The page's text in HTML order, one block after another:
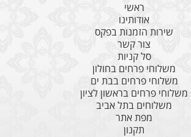
ראשי
אודותינו
שירות הזמנות בפקס
צור קשר
סל קניות
משלוחי פרחים בחולון
משלוחי פרחים בבת ים
משלוחי פרחים בראשון לציון
משלוחים בתל אביב
מפת אתר
תקנון